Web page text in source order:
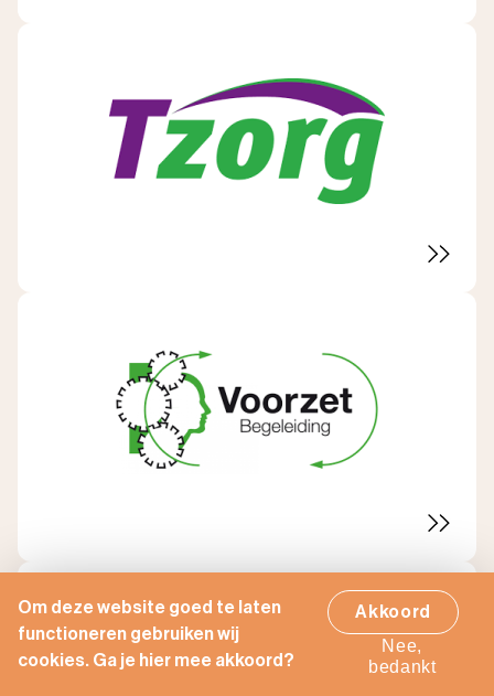
Om deze website goed te laten
functioneren gebruiken wij
cookies. Ga je hier mee akkoord?
Akkoord
Nee,
bedankt